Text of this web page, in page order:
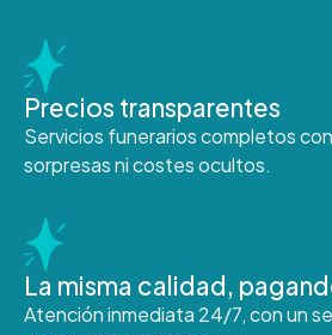
Precios transparentes
Servicios funerarios completos
sorpresas ni costes ocultos.
La misma calidad,
Atención inmediata 24/7, con un